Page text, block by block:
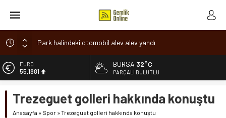
Park halindeki otomobil alev alev yandı
Osmangazi’de baharın müjdesi ‘Hıdırellez’ coşkuyla kutlandı
7 aylık hamileyken evden çıktı, sırra kadem bastı
Romanya’da Hıdırellez Coşkusu
ALTIN
6.660,55
13.779,39
DOLAR
BURSA 32°C
PARÇALI BULUTLU
Trezeguet golleri hakkında konuştu
Anasayfa » Spor »Trezeguet golleri hakkında konuştu